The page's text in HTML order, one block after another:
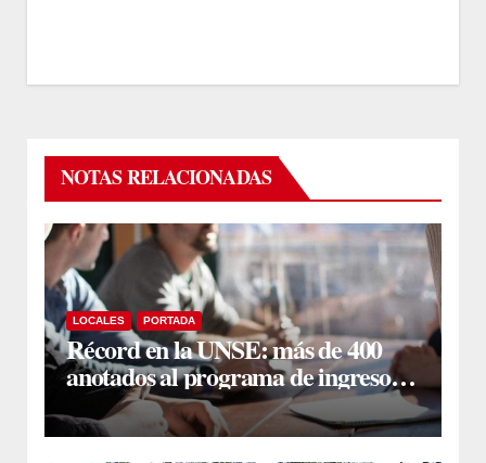
NOTAS RELACIONADAS
LOCALES PORTADA
Récord en la UNSE: más de 400
anotados al programa de ingreso
sin secundario